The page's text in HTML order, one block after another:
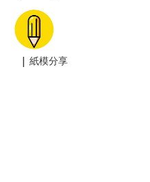
| 紙模分享